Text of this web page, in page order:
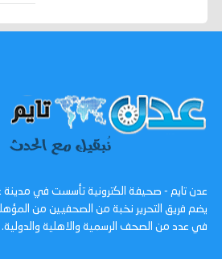
يضم فريق التحرير نخبة من الصحفيين من
في عدد من الصحف الرسمية والاهلية والدولية.